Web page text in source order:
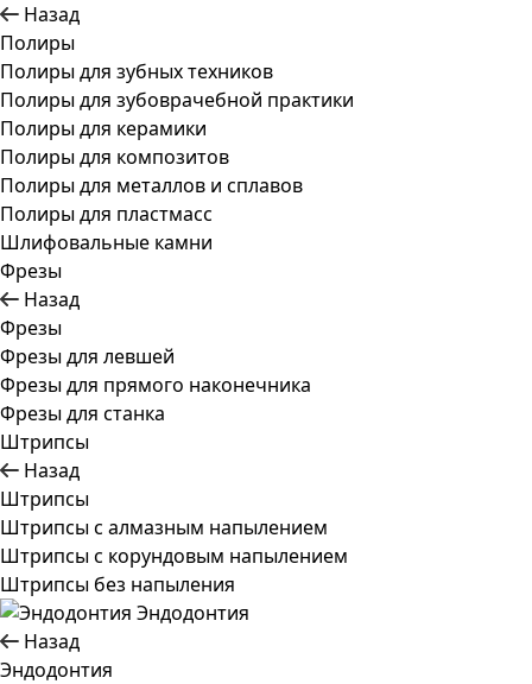
Назад
Полиры
Полиры для зубных техников
Полиры для зубоврачебной практики
Полиры для керамики
Полиры для композитов
Полиры для металлов и сплавов
Полиры для пластмасс
Шлифовальные камни
Фрезы
Назад
Фрезы
Фрезы для левшей
Фрезы для прямого наконечника
Фрезы для станка
Штрипсы
Назад
Штрипсы
Штрипсы c алмазным напылением
Штрипсы c корундовым напылением
Штрипсы без напыления
Эндодонтия
Назад
Эндодонтия